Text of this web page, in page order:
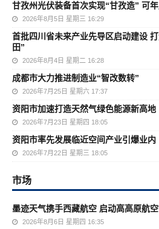
甘孜州光伏装备首次实现“甘孜造” 可
2026年8月5日 星期三 16:29
首批四川省未来产业先导区启动建设
田”
2026年8月4日 星期二 16:28
成都市大力推进制造业“智改数转”
2026年7月25日 星期六 17:37
资阳市加速打造天然气绿色能源新高地
2026年7月23日 星期四 18:05
资阳市率先发展临近空间产业引爆业内
2026年7月22日 星期三 18:05
市场
墨迹天气携手西藏航空 启动高高原航
2026年8月6日 星期四 16:35